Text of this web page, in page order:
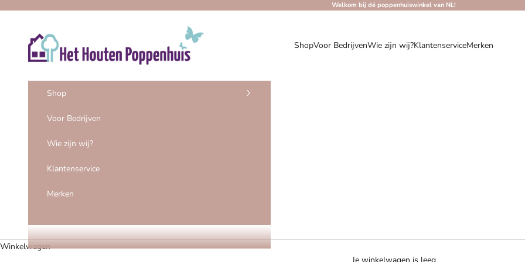
Welkom bij dé poppenhuiswinkel van NL!
Het Houten Poppenhuis
ShopVoor BedrijvenWie zijn wij?KlantenserviceMerken
Shop
Voor Bedrijven
Wie zijn wij?
Klantenservice
Merken
Winkelwagen